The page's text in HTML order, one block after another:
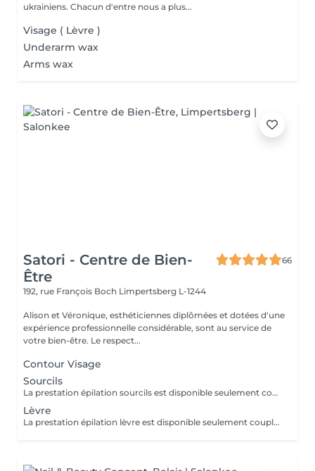
ukrainiens. Chacun d'entre nous a plus...
Visage ( Lèvre )
Underarm wax
Arms wax
Satori - Centre de Bien-
Être
66
192, rue François Boch Limpertsberg L-1244
Alison et Véronique, esthéticiennes diplômées et dotées d'une
expérience professionnelle considérable, sont au service de
votre bien-être. Le respect...
Contour Visage
Sourcils
La prestation épilation sourcils est disponible seulement couplée à une autre prestation. Merci de nous contacter pour ce service.
Lèvre
La prestation épilation lèvre est disponible seulement couplée à une autre prestation. Merci de nous contacter pour ce service.